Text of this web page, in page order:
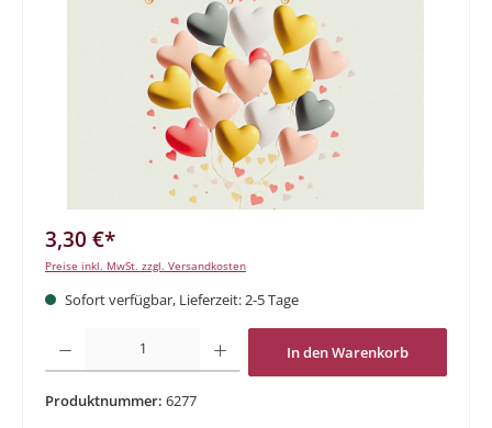
3,30 €*
Preise inkl. MwSt. zzgl. Versandkosten
Sofort verfügbar, Lieferzeit: 2-5 Tage
Produkt Anzahl: Gib den gewünschten Wert ein oder benutze die Schaltflächen um
In den Warenkorb
Produktnummer: 6277